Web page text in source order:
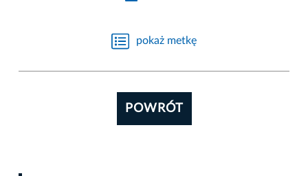
pokaż metkę
POWRÓT